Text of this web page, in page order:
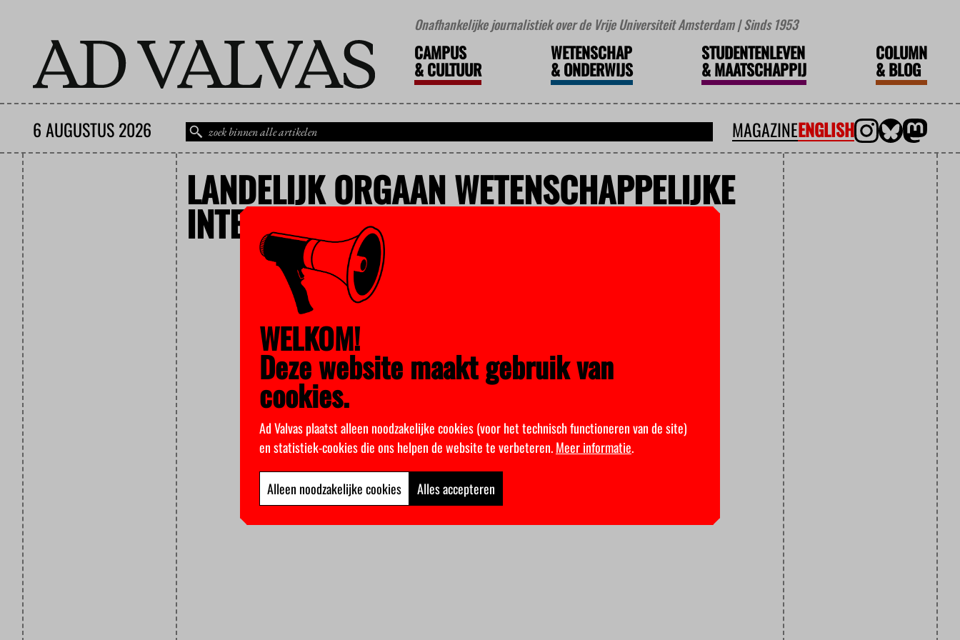
Onafhankelijke journalistiek over de Vrije Universiteit Amsterdam | Sinds 1953
CAMPUS
&CULTUUR
WETENSCHAP
&ONDERWIJS
STUDENTENLEVEN
&MAATSCHAPPIJ
COLUMN
&BLOG
6 AUGUSTUS 2026 MAGAZINEENGLISH
LANDELIJK ORGAAN WETENSCHAPPELIJKE
INTEGRITEIT
WELKOM!
Deze website maakt gebruik van
cookies.
Ad Valvas plaatst alleen noodzakelijke cookies (voor het technisch functioneren van de site)
en statistiek-cookies die ons helpen de website te verbeteren.Meer informatie.
Alleen noodzakelijke cookies Alles accepteren